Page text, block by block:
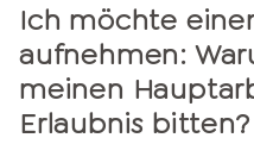
Ich möchte
aufnehmen:
meinen
Erlaubnis bitten?